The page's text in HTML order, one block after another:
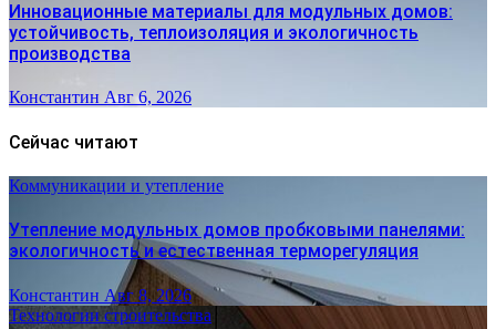
Инновационные материалы для модульных домов:
устойчивость, теплоизоляция и экологичность
производства
Константин Авг 6, 2026
Сейчас читают
Коммуникации и утепление
Утепление модульных домов пробковыми панелями:
экологичность и естественная терморегуляция
Константин Авг 8, 2026
Технологии строительства